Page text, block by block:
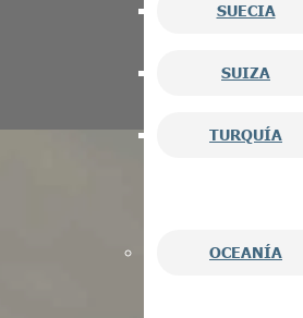
SUECIA
SUIZA
TURQUÍA
OCEANÍA